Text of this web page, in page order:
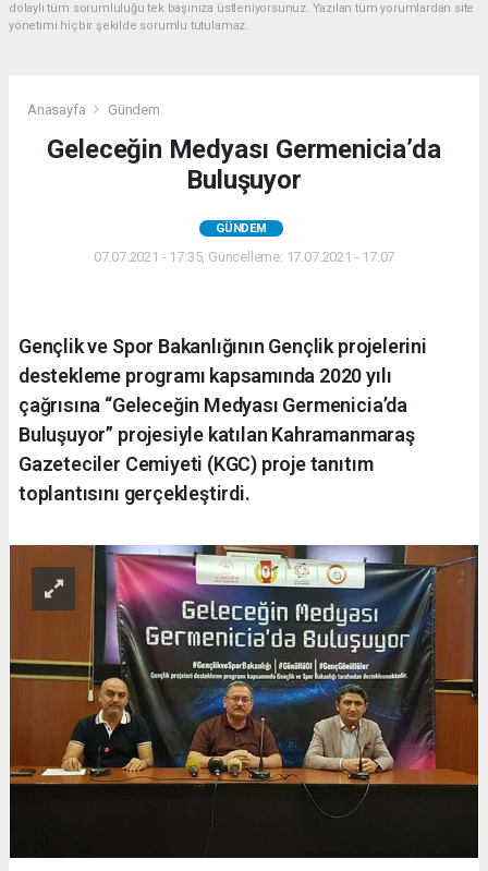
dolaylı tüm sorumluluğu tek başınıza üstleniyorsunuz. Yazılan tüm yorumlardan site
yönetimi hiçbir şekilde sorumlu tutulamaz.
Anasayfa Gündem
Geleceğin Medyası Germenicia’da
Buluşuyor
GÜNDEM
07.07.2021 - 17:35, Güncelleme: 17.07.2021 - 17:07
Gençlik ve Spor Bakanlığının Gençlik projelerini
destekleme programı kapsamında 2020 yılı
çağrısına “Geleceğin Medyası Germenicia’da
Buluşuyor” projesiyle katılan Kahramanmaraş
Gazeteciler Cemiyeti (KGC) proje tanıtım
toplantısını gerçekleştirdi.